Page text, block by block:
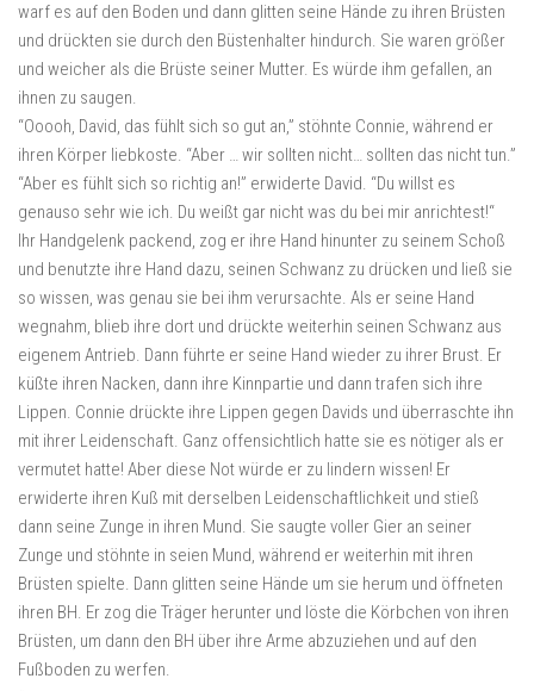
warf es auf den Boden und dann glitten seine Hände zu ihren Brüsten
und drückten sie durch den Büstenhalter hindurch. Sie waren größer
und weicher als die Brüste seiner Mutter. Es würde ihm gefallen, an
ihnen zu saugen.
“Ooooh, David, das fühlt sich so gut an,” stöhnte Connie, während er
ihren Körper liebkoste. “Aber … wir sollten nicht… sollten das nicht tun.”
“Aber es fühlt sich so richtig an!” erwiderte David. “Du willst es
genauso sehr wie ich. Du weißt gar nicht was du bei mir anrichtest!“
Ihr Handgelenk packend, zog er ihre Hand hinunter zu seinem Schoß
und benutzte ihre Hand dazu, seinen Schwanz zu drücken und ließ sie
so wissen, was genau sie bei ihm verursachte. Als er seine Hand
wegnahm, blieb ihre dort und drückte weiterhin seinen Schwanz aus
eigenem Antrieb. Dann führte er seine Hand wieder zu ihrer Brust. Er
küßte ihren Nacken, dann ihre Kinnpartie und dann trafen sich ihre
Lippen. Connie drückte ihre Lippen gegen Davids und überraschte ihn
mit ihrer Leidenschaft. Ganz offensichtlich hatte sie es nötiger als er
vermutet hatte! Aber diese Not würde er zu lindern wissen! Er
erwiderte ihren Kuß mit derselben Leidenschaftlichkeit und stieß
dann seine Zunge in ihren Mund. Sie saugte voller Gier an seiner
Zunge und stöhnte in seien Mund, während er weiterhin mit ihren
Brüsten spielte. Dann glitten seine Hände um sie herum und öffneten
ihren BH. Er zog die Träger herunter und löste die Körbchen von ihren
Brüsten, um dann den BH über ihre Arme abzuziehen und auf den
Fußboden zu werfen.